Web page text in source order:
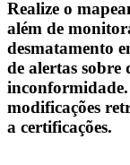
Realize o
além de
desmatamento
de alertas
modificações
a certificações.